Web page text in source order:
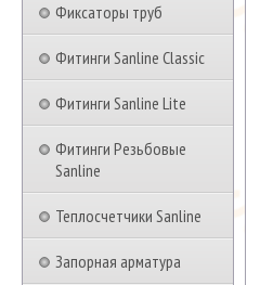
Фиксаторы труб
Фитинги Sanline Classic
Фитинги Sanline Lite
Фитинги Резьбовые
Sanline
Теплосчетчики Sanline
Запорная арматура